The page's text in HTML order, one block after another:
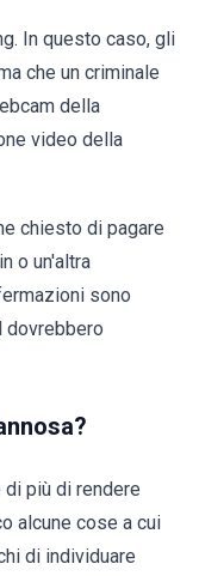
In questo caso, gli
che un criminale
della
video della
chiesto di pagare
o un'altra
sono
dovrebbero
più di rendere
alcune cose a cui
di individuare